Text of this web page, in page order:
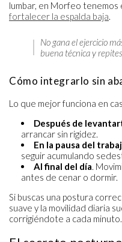
lumbar, en Morfeo tenemos
fortalecer la espalda baja.
No gana el ejercicio
buena técnica y
Cómo integrarlo sin
Lo que mejor funciona en
Después de
arrancar sin rigidez.
En la pausa del
seguir acumulando
Al final del día.
antes de cenar o dormir.
Si buscas una postura
suave y la movilidad diaria
corrigiéndote a cada minuto.